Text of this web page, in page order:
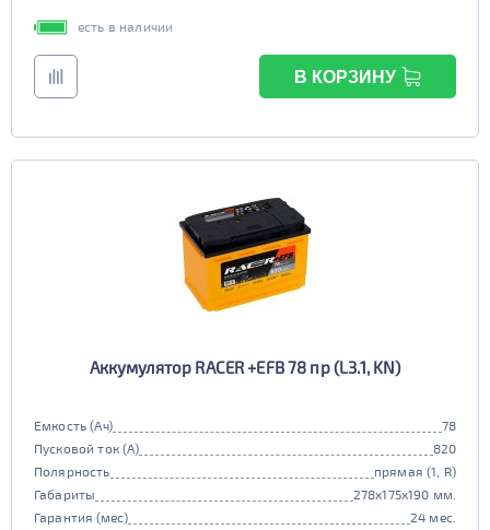
есть в наличии
В КОРЗИНУ
Аккумулятор RACER +EFB 78 пр (L3.1, KN)
Емкость (Ач)
78
Пусковой ток (А)
820
Полярность
прямая (1, R)
Габариты
278x175x190 мм.
Гарантия (мес)
24 мес.